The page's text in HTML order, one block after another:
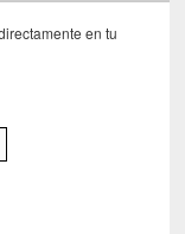
en tu